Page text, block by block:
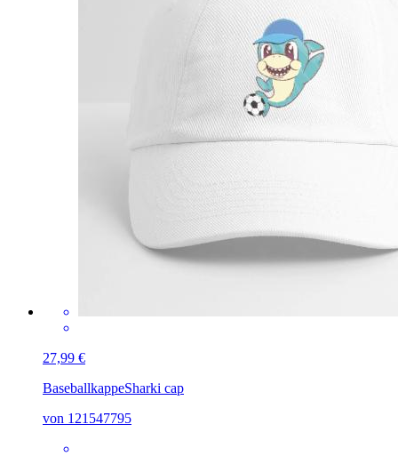
27,99 €
BaseballkappeSharki cap
von 121547795